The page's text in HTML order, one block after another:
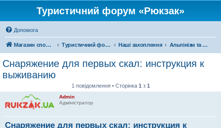
Туристичний форум «Рюкзак»
Допомога
Магазин спорядження Туристичний форум «Рюкзак» Наші захоплення Альпінізм та скелелазіння
Снаряжение для первых скал: инструкция к
выживанию
1 повідомлення • Сторінка 1 з 1
Admin
Адміністратор
Снаряжение для первых скал: инструкция к